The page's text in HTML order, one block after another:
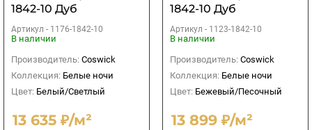
1842-10 Дуб
S&B
Артикул - 1176-1842-10
В наличии
Производитель: Coswick
Коллекция: Белые ночи
Цвет: Белый/Светлый
13 635 ₽/м²
1842-10 Дуб
S&B
Артикул - 1123-1842-10
В наличии
Производитель: Coswick
Коллекция: Белые ночи
Цвет: Бежевый/Песочный
13 899 ₽/м²